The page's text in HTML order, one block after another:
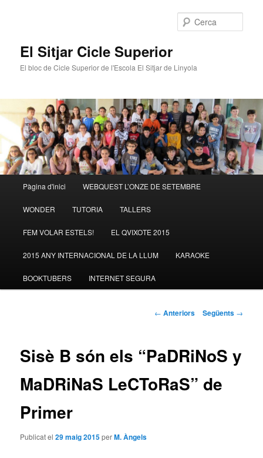
El Sitjar Cicle Superior
El bloc de Cicle Superior de l'Escola El Sitjar de Linyola
principal
Aneu
al
contingut
Pàgina d'inici WEBQUEST L’ONZE DE SETEMBRE
WONDER TUTORIA TALLERS
FEM VOLAR ESTELS! EL QVIXOTE 2015
2015 ANY INTERNACIONAL DE LA LLUM KARAOKE
BOOKTUBERS INTERNET SEGURA
Navegació
← Anteriors Següents →
Sisè B són els “PaDRiNoS y
MaDRiNaS LeCToRaS” de
Primer
Publicat el29 maig 2015perM. Àngels